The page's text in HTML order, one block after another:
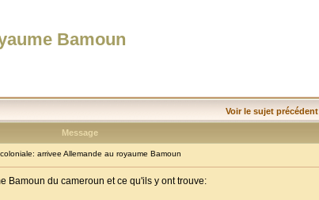
Bamoun
Voir le sujet précédent
Message
arrivee Allemande au royaume Bamoun
Bamoun du cameroun et ce qu'ils y ont trouve: